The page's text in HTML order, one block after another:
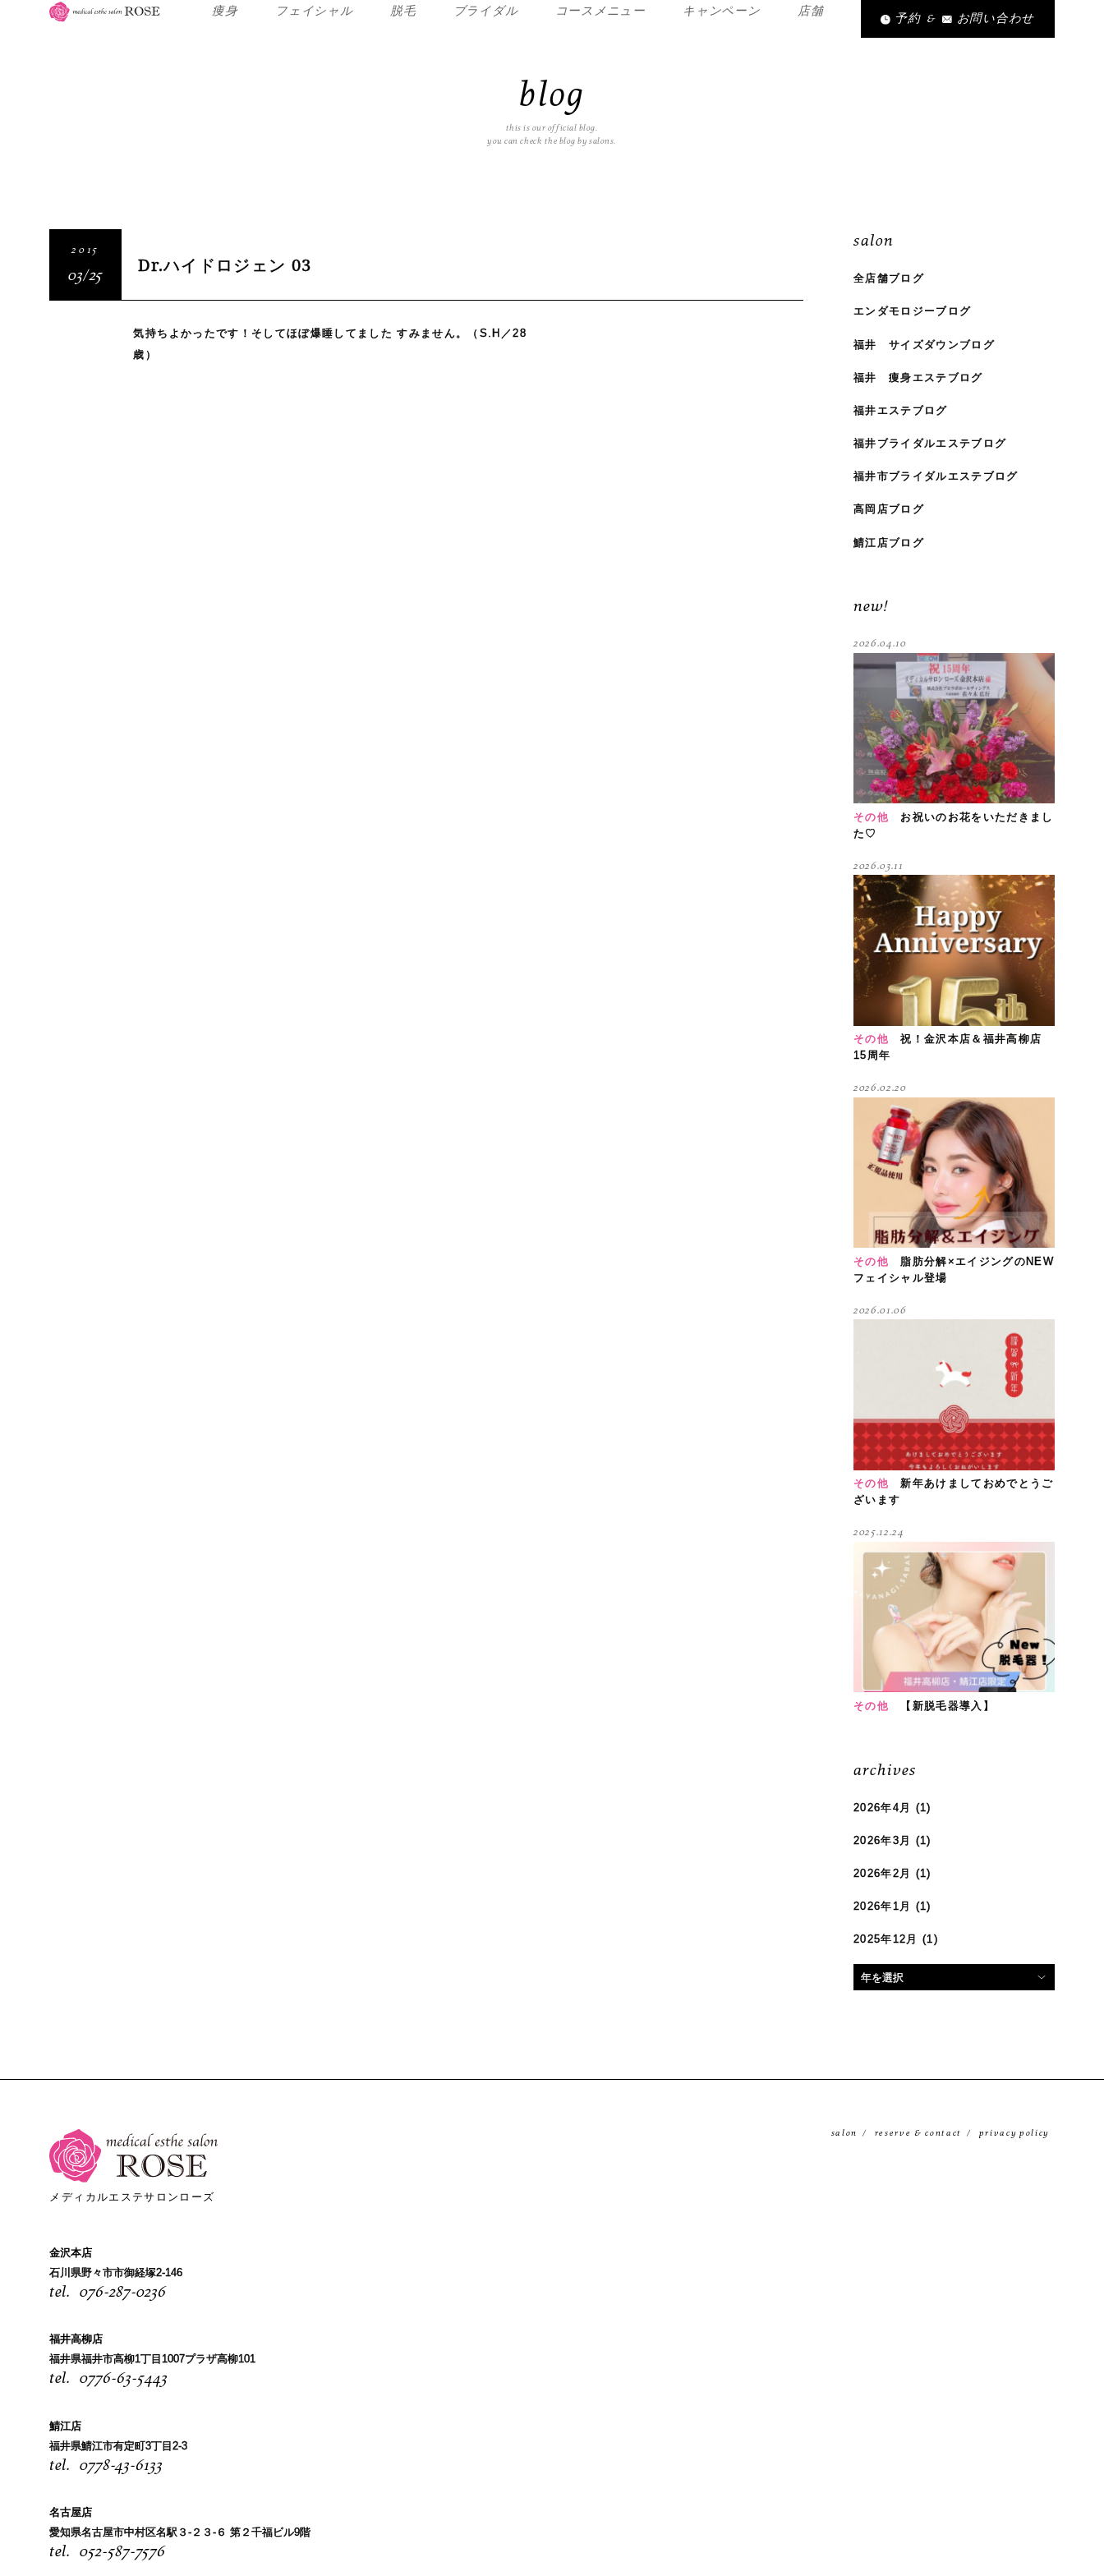
痩身 フェイシャル 脱毛 ブライダル コースメニュー キャンペーン 店舗
予約 & お問い合わせ
blog
this is our official blog.
you can check the blog by salons.
2015
03/25 Dr.ハイドロジェン 03
気持ちよかったです！そしてほぼ爆睡してました すみません。（S.H／28
歳）
salon
全店舗ブログ
エンダモロジーブログ
福井 サイズダウンブログ
福井 痩身エステブログ
福井エステブログ
福井ブライダルエステブログ
福井市ブライダルエステブログ
高岡店ブログ
鯖江店ブログ
new!
その他
お祝いのお花をいただきまし
た♡
2026.04.10
その他
祝！金沢本店＆福井高柳店
15周年
2026.03.11
その他
脂肪分解×エイジングのNEW
フェイシャル登場
2026.02.20
その他
新年あけましておめでとうご
ざいます
2026.01.06
その他 【新脱毛器導入】
2025.12.24
archives
2026年4月 (1)
2026年3月 (1)
2026年2月 (1)
2026年1月 (1)
2025年12月 (1)
メディカルエステサロンローズ
金沢本店
石川県野々市市御経塚2-146
076-287-0236
福井高柳店
福井県福井市高柳1丁目1007プラザ高柳101
0776-63-5443
鯖江店
福井県鯖江市有定町3丁目2-3
0778-43-6133
名古屋店
愛知県名古屋市中村区名駅３-２３-６ 第２千福ビル9階
052-587-7576
salon reserve & contact privacy policy